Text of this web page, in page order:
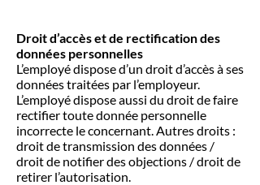
Droit d’accès et de rectification des
données personnelles
L’employé dispose d’un droit d’accès à ses
données traitées par l’employeur.
L’employé dispose aussi du droit de faire
rectifier toute donnée personnelle
incorrecte le concernant. Autres droits :
droit de transmission des données /
droit de notifier des objections / droit de
retirer l’autorisation.